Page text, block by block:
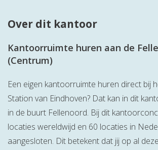
Over dit kantoor
Kantoorruimte huren aan de
(Centrum)
Een eigen kantoorruimte huren direct bij
Station van Eindhoven? Dat kan in dit
in de buurt Fellenoord. Bij dit
locaties wereldwijd en 60 locaties in
aangesloten. Dit betekent dat jij op al